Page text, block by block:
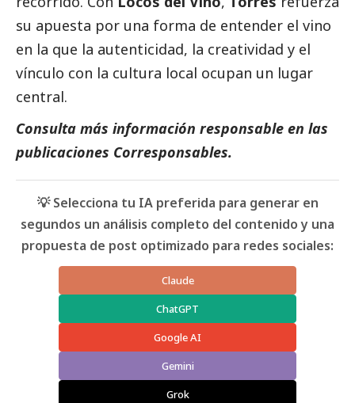
su apuesta por una forma de entender el vino
en la que la autenticidad, la creatividad y el
vínculo con la cultura local ocupan un lugar
central.
Consulta más información responsable en las
publicaciones Corresponsables.
💡 Selecciona tu IA preferida para generar en
segundos un análisis completo del contenido y una
propuesta de post optimizado para redes sociales:
Claude
ChatGPT
Google AI
Gemini
Grok